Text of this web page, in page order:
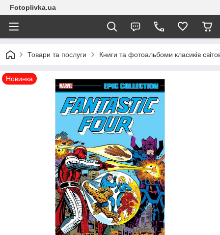
Fotoplivka.ua
Товари та послуги Книги та фотоальбоми класиків
Новинка